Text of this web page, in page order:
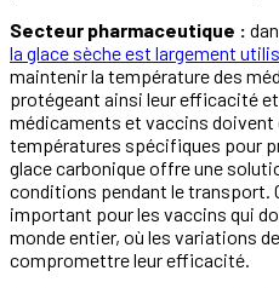
Secteur pharmaceutique :
la glace sèche est largement
maintenir la température des
protégeant ainsi leur efficacité
médicaments et vaccins doivent
températures spécifiques pour
glace carbonique offre une
conditions pendant le transport.
important pour les vaccins qui
monde entier, où les variations
compromettre leur efficacité.